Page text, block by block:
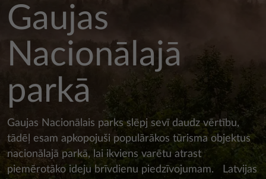
Gaujas
Nacionālajā
parkā
Gaujas Nacionālais parks slēpj sevī daudz vērtību,
tādēļ esam apkopojuši populārākos tūrisma objektus
nacionālajā parkā, lai ikviens varētu atrast
piemērotāko ideju brīvdienu piedzīvojumam. Latvijas